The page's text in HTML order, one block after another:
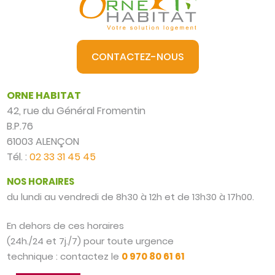
CONTACTEZ-NOUS
ORNE HABITAT
42, rue du Général Fromentin
B.P.76
61003 ALENÇON
Tél. :02 33 31 45 45
NOS HORAIRES
du lundi au vendredi de 8h30 à 12h et de 13h30 à 17h00.
En dehors de ces horaires
(24h./24 et 7j./7) pour toute urgence
technique : contactez le 0 970 80 61 61